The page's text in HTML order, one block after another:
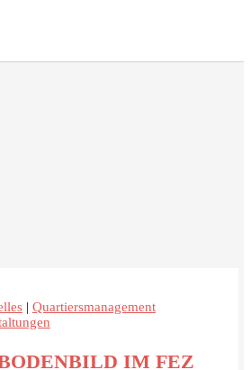
| Quartiersmanagement
IM FEZ